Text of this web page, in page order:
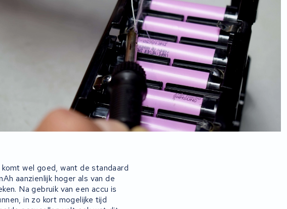
wel goed, want de standaard
aanzienlijk hoger als van de
Na gebruik van een accu is
in zo kort mogelijke tijd